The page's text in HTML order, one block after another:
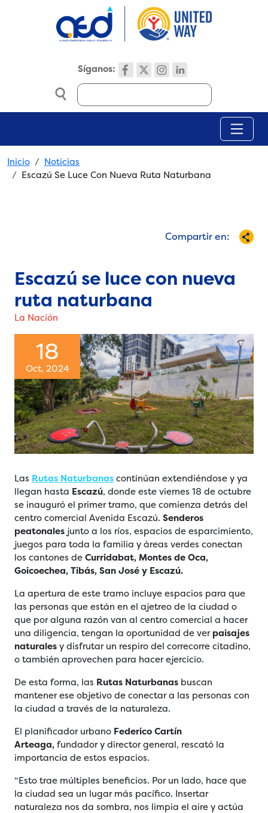
Síganos:
Search
Breadcrumb
Inicio
Noticias
Escazú Se Luce Con Nueva Ruta Naturbana
Compartir en:
Escazú se luce con nueva
ruta naturbana
La Nación
18
Oct, 2024
Las Rutas Naturbanas continúan extendiéndose y ya
llegan hasta Escazú, donde este viernes 18 de octubre
se inauguró el primer tramo, que comienza detrás del
centro comercial Avenida Escazú. Senderos
peatonales junto a los ríos, espacios de esparcimiento,
juegos para toda la familia y áreas verdes conectan
los cantones de Curridabat, Montes de Oca,
Goicoechea, Tibás, San José y Escazú.
La apertura de este tramo incluye espacios para que
las personas que están en el ajetreo de la ciudad o
que por alguna razón van al centro comercial a hacer
una diligencia, tengan la oportunidad de ver paisajes
naturales y disfrutar un respiro del correcorre citadino,
o también aprovechen para hacer ejercicio.
De esta forma, las Rutas Naturbanas buscan
mantener ese objetivo de conectar a las personas con
la ciudad a través de la naturaleza.
El planificador urbano Federico Cartín
Arteaga, fundador y director general, rescató la
importancia de estos espacios.
“Esto trae múltiples beneficios. Por un lado, hace que
la ciudad sea un lugar más pacífico. Insertar
naturaleza nos da sombra, nos limpia el aire y actúa